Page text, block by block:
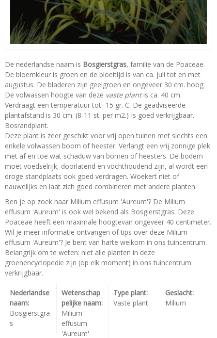
De nederlandse naam is Bosgierstgras, familie van de Poaceae.
De bloemkleur is groen en de bloeitijd is van ca. juli tot en met
augustus. De bladeren zijn geelgroen en ongeveer 30 cm. hoog.
De volwassen hoogte van deze vaste plantis ca. 40 cm.
Verdraagt een temperatuur tot -15 gr. C. De geadviseerde
plantafstand is 30 cm. (8-11 st. per m2.) Is goed verkrijgbaar.
Bosrandplant.
Deze plant is zeer geschikt voor vrij open tuinen met slechts een
enkele volwassen boom of heester. Verlangt een vrij zonnige plek
met af en toe wat schaduw van bomen of heesters. De bodem
moet voedselrijk, doorlatend en vochthoudend zijn, al wordt een
droge standplaats ook goed verdragen. Woekert niet of
nauwelijks en laat zich goed combineren met andere planten.
Ben je op zoek naar Milium effusum 'Aureum'? De Milium
effusum 'Aureum' is ook wel bekend als Bosgierstgras. Deze
Poaceae heeft een maximale hoogtevan ongeveer 40 centimeter.
Wil je meer informatie ontvangen of tips over deze Milium
effusum 'Aureum'? Je bent van harte welkom in ons tuincentrum.
Belangrijk om te weten: niet alle planten in deze
groenencyclopedie zijn (op elk moment) in ons tuincentrum
verkrijgbaar.
Nederlandse
naam:
Bosgierstgra
s
Wetenschap
pelijke naam:
Milium
effusum
'Aureum'
Type plant:
Vaste plant
Geslacht:
Milium